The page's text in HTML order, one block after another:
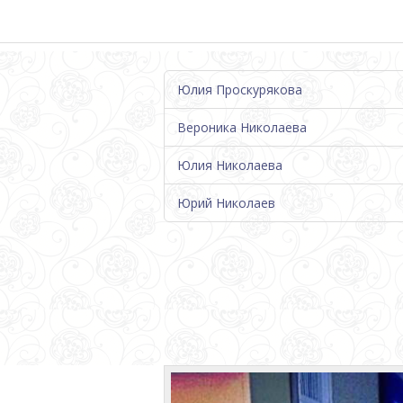
Юлия Проскурякова
Вероника Николаева
Юлия Николаева
Юрий Николаев